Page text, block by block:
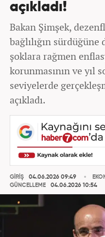
açıkladı!
Bakan Şimşek,
bağlılığın
şoklara rağmen
korunmasının ve yıl
seviyelerde
açıkladı.
GİRİŞ
04.06.2026 09:49
GÜNCELLEME
04.06.2026 10:54